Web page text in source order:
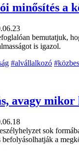
minősítés a
bemutatjuk,
is igazol.
#alvállalkozó
avagy mikor
sok
a